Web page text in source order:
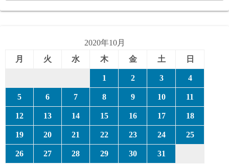
ゴ
2020年10月
月
火 水 木 金 土 日
1 2 3 4
5 6 7 8 9 10 11
12 13 14 15 16 17 18
19 20 21 22 23 24 25
26 27 28 29 30 31